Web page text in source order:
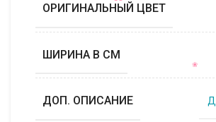
ОРИГИНАЛЬНЫЙ ЦВЕТ
ШИРИНА В СМ
ДОП. ОПИСАНИЕ